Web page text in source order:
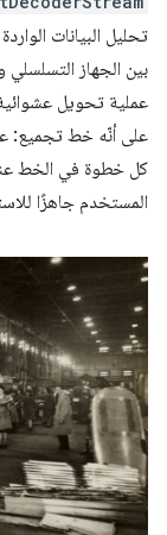
تحليل البيانات
بين الجهاز
عملية تحويل عشوائية
على أنّه خط تجميع:
كل خطوة في الخط
المستخدم جاهزًا